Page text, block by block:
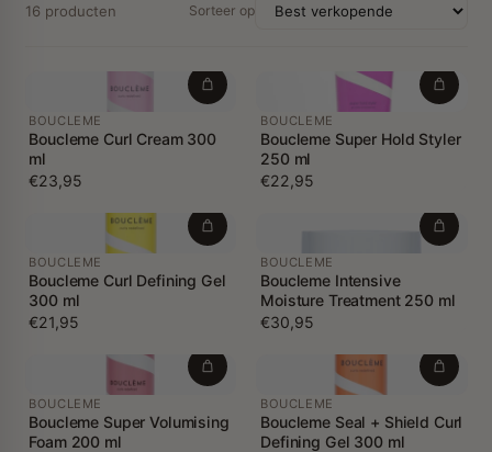
16 producten Sorteer op
BOUCLEME
Boucleme Curl Cream 300
ml
€23,95
BOUCLEME
Boucleme Super Hold Styler
250 ml
€22,95
BOUCLEME
Boucleme Curl Defining Gel
300 ml
€21,95
BOUCLEME
Boucleme Intensive
Moisture Treatment 250 ml
€30,95
BOUCLEME
Boucleme Super Volumising
Foam 200 ml
BOUCLEME
Boucleme Seal + Shield Curl
Defining Gel 300 ml